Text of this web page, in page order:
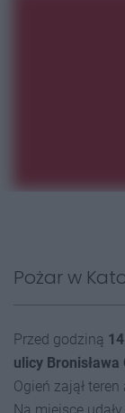
Pożar w
Przed godziną
ulicy
Ogień zajął
Na miejsce